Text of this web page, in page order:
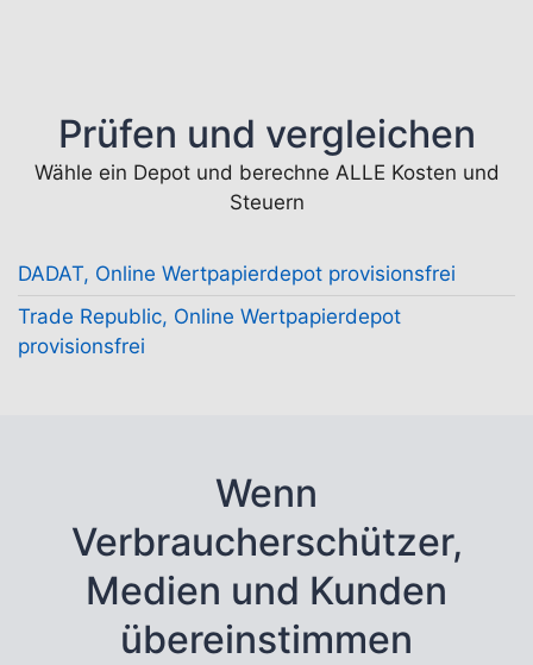
Prüfen und vergleichen
Wähle ein Depot und berechne ALLE Kosten und
Steuern
DADAT, Online Wertpapierdepot provisionsfrei
Trade Republic, Online Wertpapierdepot
provisionsfrei
Wenn
Verbraucherschützer,
Medien und Kunden
übereinstimmen